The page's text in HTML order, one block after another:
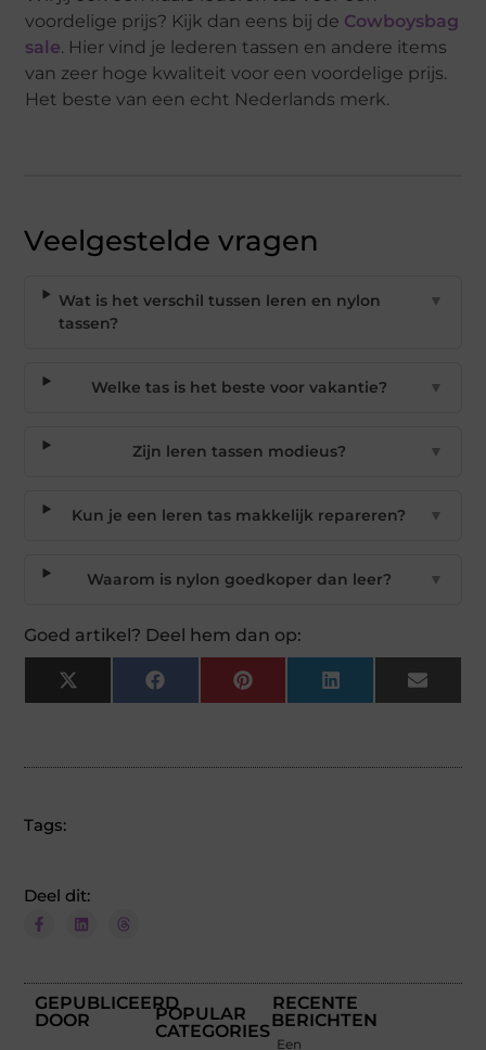
voordelige prijs? Kijk dan eens bij de Cowboysbag
sale. Hier vind je lederen tassen en andere items
van zeer hoge kwaliteit voor een voordelige prijs.
Het beste van een echt Nederlands merk.
Veelgestelde vragen
Wat is het verschil tussen leren en nylon
tassen?
▼
Welke tas is het beste voor vakantie? ▼
Zijn leren tassen modieus? ▼
Kun je een leren tas makkelijk repareren? ▼
Waarom is nylon goedkoper dan leer? ▼
Goed artikel? Deel hem dan op:
X
(Twitter)
Facebook Pinterest LinkedIn Email
Tags:
Deel dit:
GEPUBLICEERD
DOOR
POPULAR
CATEGORIES
RECENTE
BERICHTEN
Een